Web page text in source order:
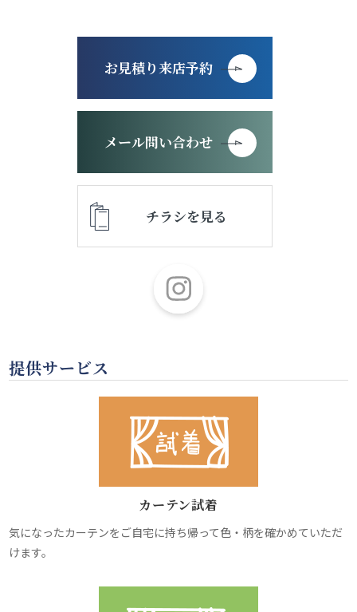
お見積り来店予約
メール問い合わせ
チラシを見る
提供サービス
カーテン試着
気になったカーテンをご自宅に持ち帰って色・柄を確かめていただ
けます。